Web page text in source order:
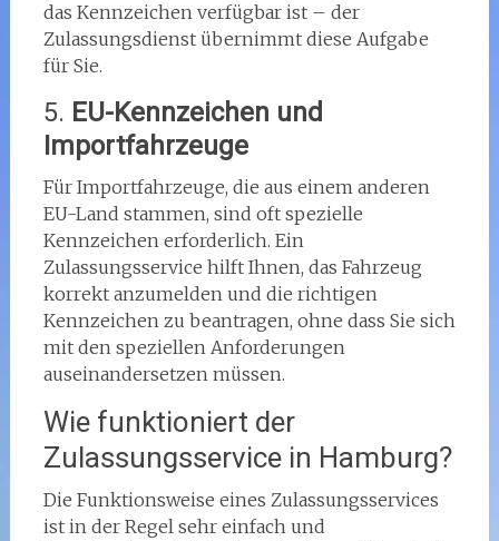
das Kennzeichen verfügbar ist – der
Zulassungsdienst übernimmt diese Aufgabe
für Sie.
5. EU-Kennzeichen und
Importfahrzeuge
Für Importfahrzeuge, die aus einem anderen
EU-Land stammen, sind oft spezielle
Kennzeichen erforderlich. Ein
Zulassungsservice hilft Ihnen, das Fahrzeug
korrekt anzumelden und die richtigen
Kennzeichen zu beantragen, ohne dass Sie sich
mit den speziellen Anforderungen
auseinandersetzen müssen.
Wie funktioniert der
Zulassungsservice in Hamburg?
Die Funktionsweise eines Zulassungsservices
ist in der Regel sehr einfach und